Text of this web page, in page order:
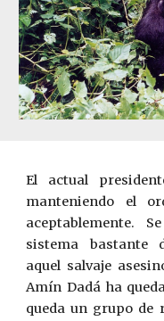
El actual
manteniendo el
aceptablemente.
sistema bastante
aquel salvaje
Amín Dadá ha
queda un grupo de